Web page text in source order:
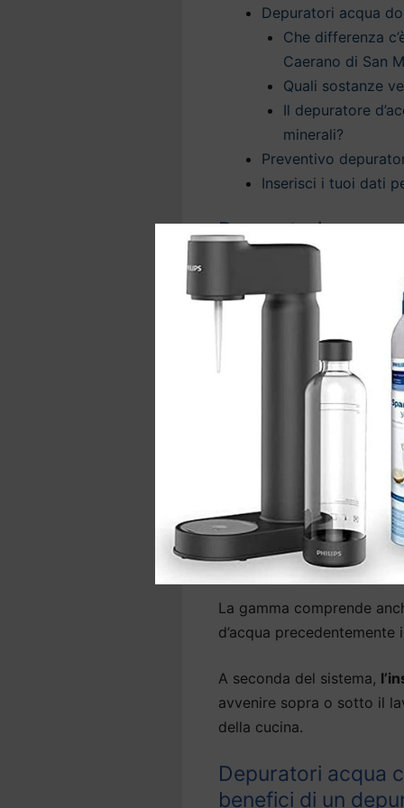
Depuratori acqua
Che differenza
Caerano di San
Quali sostanze
Il depuratore
minerali?
Preventivo
Inserisci i tuoi dati
Depuratori acqua
Marco: ottimi per il
Grazie ai depuratori
trattamento dell’acqua per
sicura direttamente dal
La nostra tecnologia
domestica a Caerano di
,
sostanze nocive come
Molti modelli didepuratori
Marcosono in grado
molto leggera.
La gamma comprende
d’acqua
A seconda del sistema,
avvenire sopra o sotto il
della cucina.
Depuratori acqua
benefici di un